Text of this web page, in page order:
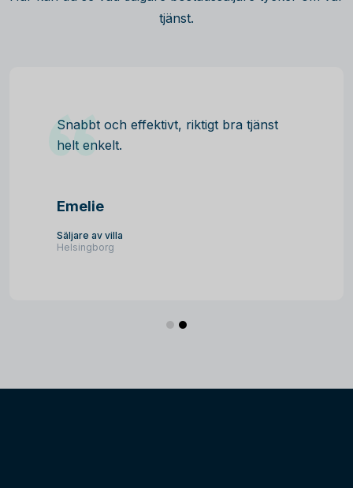
tjänst.
Snabbt och effektivt, riktigt bra tjänst
helt enkelt.
Emelie
Säljare av villa
Helsingborg